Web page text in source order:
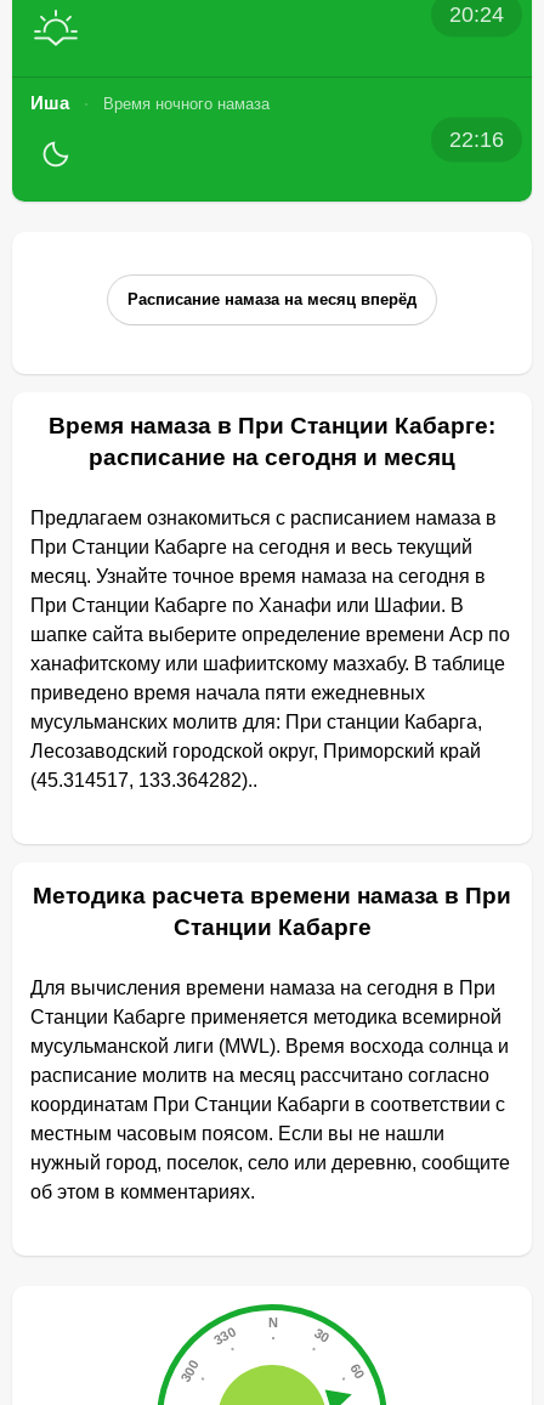
20:24
Иша Время ночного намаза
22:16
Расписание намаза на месяц вперёд
Время намаза в При Станции Кабарге:
расписание на сегодня и месяц
Предлагаем ознакомиться с расписанием намаза в
При Станции Кабарге на сегодня и весь текущий
месяц. Узнайте точное время намаза на сегодня в
При Станции Кабарге по Ханафи или Шафии. В
шапке сайта выберите определение времени Аср по
ханафитскому или шафиитскому мазхабу. В таблице
приведено время начала пяти ежедневных
мусульманских молитв для: При станции Кабарга,
Лесозаводский городской округ, Приморский край
(45.314517, 133.364282)..
Методика расчета времени намаза в При
Станции Кабарге
Для вычисления времени намаза на сегодня в При
Станции Кабарге применяется методика всемирной
мусульманской лиги (MWL). Время восхода солнца и
расписание молитв на месяц рассчитано согласно
координатам При Станции Кабарги в соответствии с
местным часовым поясом. Если вы не нашли
нужный город, поселок, село или деревню, сообщите
об этом в комментариях.